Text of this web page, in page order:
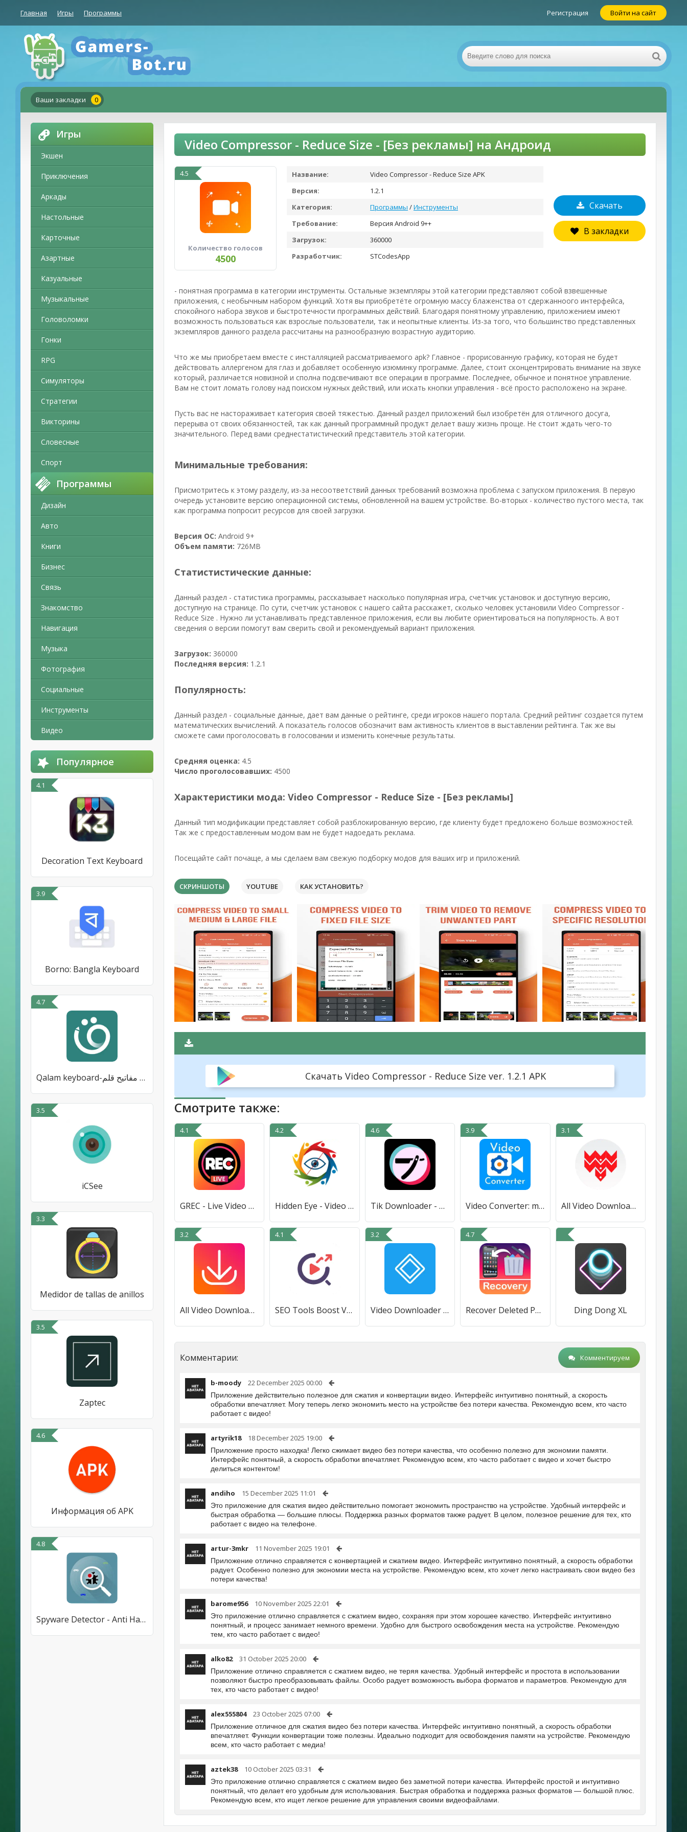
Главная Игры Программы Регистрация Войти на сайт
Ваши закладки 0
Игры
Экшен
Приключения
Аркады
Настольные
Карточные
Азартные
Казуальные
Музыкальные
Головоломки
Гонки
RPG
Симуляторы
Стратегии
Викторины
Словесные
Спорт
Программы
Дизайн
Авто
Книги
Бизнес
Связь
Знакомство
Навигация
Музыка
Фотография
Социальные
Инструменты
Видео
Популярное
4.1
Decoration Text Keyboard
3.9
Borno: Bangla Keyboard
4.7
Qalam keyboard-لوحة مفاتيح قلم
3.5
iCSee
3.3
Medidor de tallas de anillos
3.5
Zaptec
4.6
Информация об APK
4.8
Spyware Detector - Anti Hacker
Video Compressor - Reduce Size - [Без рекламы] на Андроид
4.5
Количество голосов
4500
Скачать
В закладки
Название:
Video Compressor - Reduce Size APK
Версия:
1.2.1
Категория:
Программы /Инструменты
Требование:
Версия Android 9++
Загрузок:
360000
Разработчик:
STCodesApp
- понятная программа в категории инструменты. Остальные экземпляры этой категории представляют собой взвешенные
приложения, с необычным набором функций. Хотя вы приобретёте огромную массу блаженства от сдержанноого интерфейса,
спокойного набора звуков и быстротечности программных действий. Благодаря понятному управлению, приложением имеют
возможность пользоваться как взрослые пользователи, так и неопытные клиенты. Из-за того, что большинство представленных
экземпляров данного раздела рассчитаны на разнообразную возрастную аудиторию.
Что же мы приобретаем вместе с инсталляцией рассматриваемого apk? Главное - прорисованную графику, которая не будет
действовать аллергеном для глаз и добавляет особенную изюминку программе. Далее, стоит сконцентрировать внимание на звуке
который, различается новизной и сполна подсвечивают все операции в программе. Последнее, обычное и понятное управление.
Вам не стоит ломать голову над поиском нужных действий, или искать кнопки управления - всё просто расположено на экране.
Пусть вас не настораживает категория своей тяжестью. Данный раздел приложений был изобретён для отличного досуга,
перерыва от своих обязанностей, так как данный программный продукт делает вашу жизнь проще. Не стоит ждать чего-то
значительного. Перед вами среднестатистический представитель этой категории.
Минимальные требования:
Присмотритесь к этому разделу, из-за несоответствий данных требований возможна проблема с запуском приложения. В первую
очередь установите версию операционной системы, обновленной на вашем устройстве. Во-вторых - количество пустого места, так
как программа попросит ресурсов для своей загрузки.
Версия ОС: Android 9+
Объем памяти: 726MB
Статистистические данные:
Данный раздел - статистика программы, рассказывает насколько популярная игра, счетчик установок и доступную версию,
доступную на странице. По сути, счетчик установок с нашего сайта расскажет, сколько человек установили Video Compressor -
Reduce Size . Нужно ли устанавливать представленное приложения, если вы любите ориентироваться на популярность. А вот
сведения о версии помогут вам сверить свой и рекомендуемый вариант приложения.
Загрузок: 360000
Последняя версия: 1.2.1
Популярность:
Данный раздел - социальные данные, дает вам данные о рейтинге, среди игроков нашего портала. Средний рейтинг создается путем
математических вычислений. А показатель голосов обозначит вам активность клиентов в выставлении рейтинга. Так же вы
сможете сами проголосовать в голосовании и изменить конечные результаты.
Средняя оценка: 4.5
Число проголосовавших: 4500
Характеристики мода: Video Compressor - Reduce Size - [Без рекламы]
Данный тип модификации представляет собой разблокированную версию, где клиенту будет предложено больше возможностей.
Так же с предоставленным модом вам не будет надоедать реклама.
Посещайте сайт почаще, а мы сделаем вам свежую подборку модов для ваших игр и приложений.
СКРИНШОТЫ YOUTUBE КАК УСТАНОВИТЬ?
Скачать Video Compressor - Reduce Size ver. 1.2.1 APK
Смотрите также:
4.1
GREC - Live Video Recorder
4.2
Hidden Eye - Video Recorder
4.6
Tik Downloader - Video Scraper
3.9
Video Converter: mkv to mp4
3.1
All Video Downloader: Tube X
3.2
All Video Downloader App
4.1
SEO Tools Boost Video Rank Tag
3.2
Video Downloader for Twitter
4.7
Recover Deleted Photos & Video Ding Dong XL
Комментарии: Комментируем
b-moody 22 December 2025 00:00
Приложение действительно полезное для сжатия и конвертации видео. Интерфейс интуитивно понятный, а скорость
обработки впечатляет. Могу теперь легко экономить место на устройстве без потери качества. Рекомендую всем, кто часто
работает с видео!
artyrik18 18 December 2025 19:00
Приложение просто находка! Легко сжимает видео без потери качества, что особенно полезно для экономии памяти.
Интерфейс понятный, а скорость обработки впечатляет. Рекомендую всем, кто часто работает с видео и хочет быстро
делиться контентом!
andiho 15 December 2025 11:01
Это приложение для сжатия видео действительно помогает экономить пространство на устройстве. Удобный интерфейс и
быстрая обработка — большие плюсы. Поддержка разных форматов также радует. В целом, полезное решение для тех, кто
работает с видео на телефоне.
artur-3mkr 11 November 2025 19:01
Приложение отлично справляется с конвертацией и сжатием видео. Интерфейс интуитивно понятный, а скорость обработки
радует. Особенно полезно для экономии места на устройстве. Рекомендую всем, кто хочет легко настраивать свои видео без
потери качества!
barome956 10 November 2025 22:01
Это приложение отлично справляется с сжатием видео, сохраняя при этом хорошее качество. Интерфейс интуитивно
понятный, и процесс занимает немного времени. Удобно для быстрого освобождения места на устройстве. Рекомендую
тем, кто часто работает с видео!
alko82 31 October 2025 20:00
Приложение отлично справляется с сжатием видео, не теряя качества. Удобный интерфейс и простота в использовании
позволяют быстро преобразовывать файлы. Особо радует возможность выбора форматов и параметров. Рекомендую для
тех, кто часто работает с видео!
alex555804 23 October 2025 07:00
Приложение отличное для сжатия видео без потери качества. Интерфейс интуитивно понятный, а скорость обработки
впечатляет. Функции конвертации тоже полезны. Идеально подходит для освобождения памяти на устройстве. Рекомендую
всем, кто часто работает с медиа!
aztek38 10 October 2025 03:31
Это приложение отлично справляется с сжатием видео без заметной потери качества. Интерфейс простой и интуитивно
понятный, что делает его удобным для использования. Быстрая обработка и поддержка разных форматов — большой плюс.
Рекомендую всем, кто ищет легкое решение для управления своими видеофайлами.